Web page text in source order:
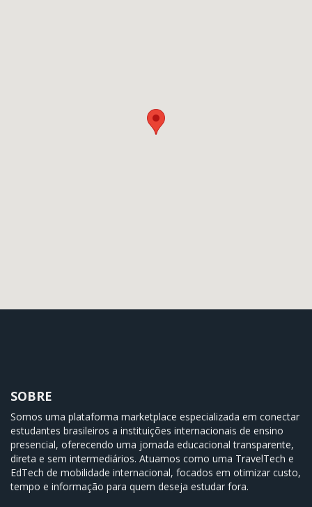
SOBRE
Somos uma plataforma marketplace especializada em conectar
estudantes brasileiros a instituições internacionais de ensino
presencial, oferecendo uma jornada educacional transparente,
direta e sem intermediários. Atuamos como uma TravelTech e
EdTech de mobilidade internacional, focados em otimizar custo,
tempo e informação para quem deseja estudar fora.